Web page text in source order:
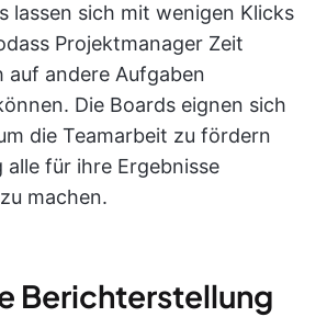
lassen sich mit wenigen Klicks
Projektmanager Zeit
auf andere Aufgaben
Die Boards eignen sich
die Teamarbeit zu fördern
alle für ihre Ergebnisse
machen.
Berichterstellung